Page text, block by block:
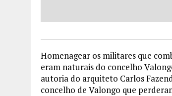
Homenagear os militares que
eram naturais do concelho
autoria do arquiteto Carlos
concelho de Valongo que